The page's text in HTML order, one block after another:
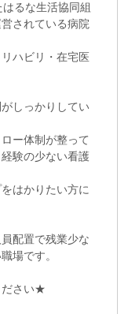
るな生活協同組
されている病院
ハビリ・在宅医
しっかりしてい
ー体制が整って
験の少ない看護
はかりたい方に
配置で残業少な
場です。
ださい★